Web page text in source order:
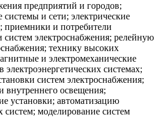
предприятий и городов;
системы и сети; электрические
приемники и потребители
систем электроснабжения; релейную
технику высоких
и электромеханические
системах;
систем электроснабжения;
внутреннего освещения;
установки; автоматизацию
систем; моделирование систем